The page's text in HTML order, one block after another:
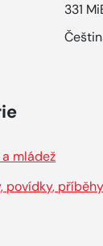
331
mládež
povídky, příběhy